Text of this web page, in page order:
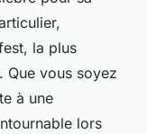
la plus
Que vous soyez
à une
lors